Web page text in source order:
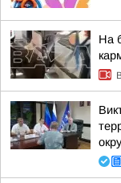
На